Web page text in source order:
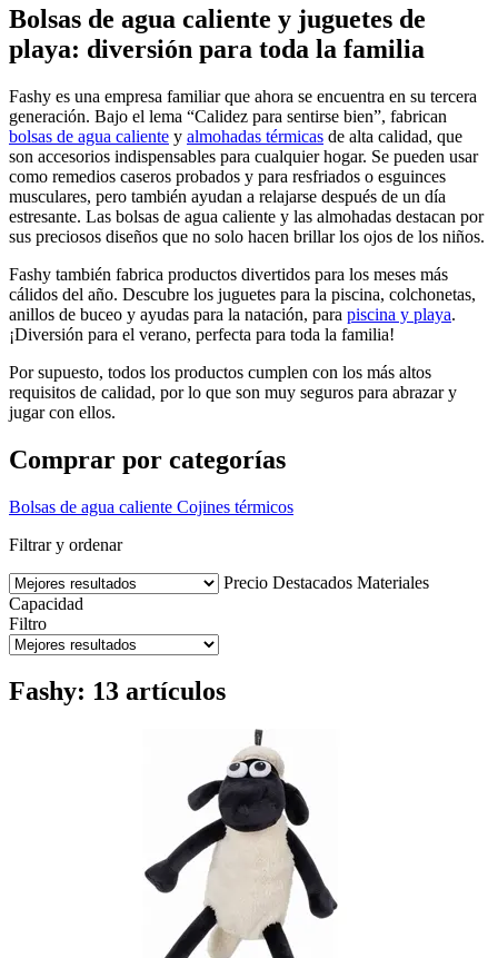
Bolsas de agua caliente y juguetes de
playa: diversión para toda la familia
Fashy es una empresa familiar que ahora se encuentra en su tercera
generación. Bajo el lema “Calidez para sentirse bien”, fabrican
bolsas de agua caliente y almohadas térmicas de alta calidad, que
son accesorios indispensables para cualquier hogar. Se pueden usar
como remedios caseros probados y para resfriados o esguinces
musculares, pero también ayudan a relajarse después de un día
estresante. Las bolsas de agua caliente y las almohadas destacan por
sus preciosos diseños que no solo hacen brillar los ojos de los niños.
Fashy también fabrica productos divertidos para los meses más
cálidos del año. Descubre los juguetes para la piscina, colchonetas,
anillos de buceo y ayudas para la natación, para piscina y playa.
¡Diversión para el verano, perfecta para toda la familia!
Por supuesto, todos los productos cumplen con los más altos
requisitos de calidad, por lo que son muy seguros para abrazar y
jugar con ellos.
Comprar por categorías
Bolsas de agua caliente Cojines térmicos
Filtrar y ordenar
Precio Destacados Materiales
Capacidad
Filtro
Fashy: 13 artículos